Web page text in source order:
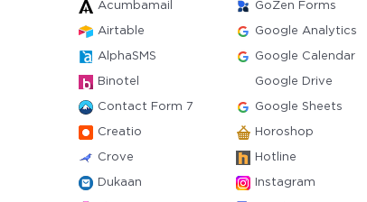
Acumbamail GoZen Forms
Airtable Google Analytics
AlphaSMS Google Calendar
Binotel Google Drive
Contact Form 7 Google Sheets
Creatio Horoshop
Crove Hotline
Dukaan Instagram